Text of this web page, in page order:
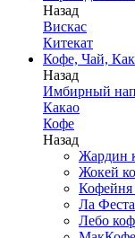
Назад
Вискас
Китекат
Кофе, Чай,
Назад
Имбирный
Какао
Кофе
Назад
Жардин
Жокей
Кофейня
Ла Феста
Лебо